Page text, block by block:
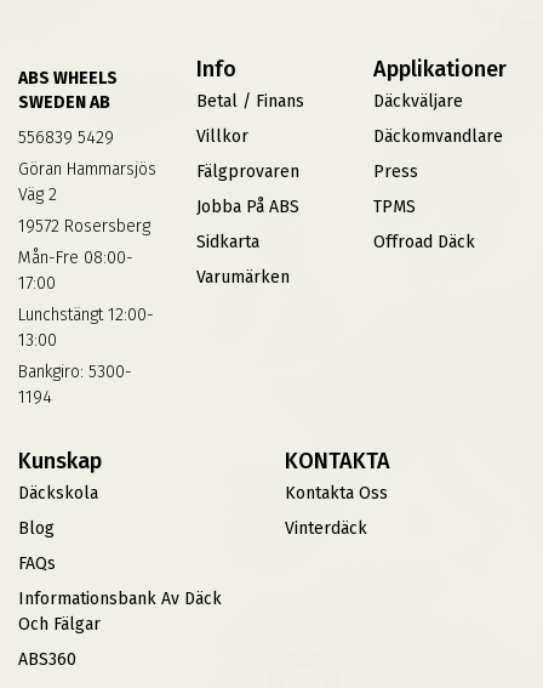
ABS WHEELS
SWEDEN AB
556839 5429
Göran Hammarsjös
Väg 2
19572 Rosersberg
Mån-Fre 08:00-
17:00
Lunchstängt 12:00-
13:00
Bankgiro: 5300-
1194
Info
Betal / Finans
Villkor
Fälgprovaren
Jobba På ABS
Sidkarta
Varumärken
Applikationer
Däckväljare
Däckomvandlare
Press
TPMS
Offroad Däck
Kunskap
Däckskola
Blog
FAQs
Informationsbank Av Däck
Och Fälgar
ABS360
KONTAKTA
Kontakta Oss
Vinterdäck